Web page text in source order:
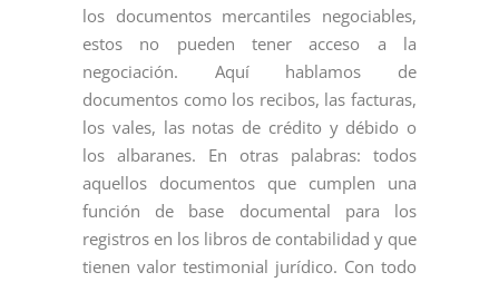
los documentos mercantiles negociables,
estos no pueden tener acceso a la
negociación. Aquí hablamos de
documentos como los recibos, las facturas,
los vales, las notas de crédito y débido o
los albaranes. En otras palabras: todos
aquellos documentos que cumplen una
función de base documental para los
registros en los libros de contabilidad y que
tienen valor testimonial jurídico. Con todo